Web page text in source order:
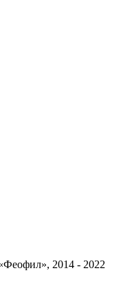
2014 - 2022